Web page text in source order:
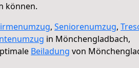
können.
, Seniorenumzug,
in Mönchengladbach,
Beiladung von